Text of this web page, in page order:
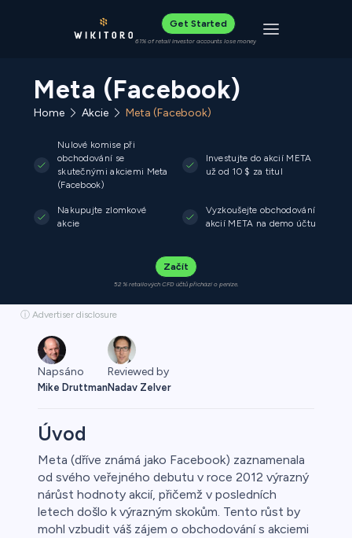
Get Started
61% of retail investor accounts lose money Toggle
Meta (Facebook)
Home Akcie Meta (Facebook)
Nulové komise při
obchodování se
skutečnými akciemi Meta
(Facebook)
Investujte do akcií META
už od 10 $ za titul
Nakupujte zlomkové
akcie
Vyzkoušejte obchodování
akcií META na demo účtu
Začít
52 % retailových CFD účtů přichází o peníze.
ⓘ Advertiser disclosure
Napsáno
Mike Druttman
Reviewed by
Nadav Zelver
Úvod
Meta (dříve známá jako Facebook) zaznamenala
od svého veřejného debutu v roce 2012 výrazný
nárůst hodnoty akcií, přičemž v posledních
letech došlo k výrazným skokům. Tento růst by
mohl vzbudit váš zájem o obchodování s akciemi